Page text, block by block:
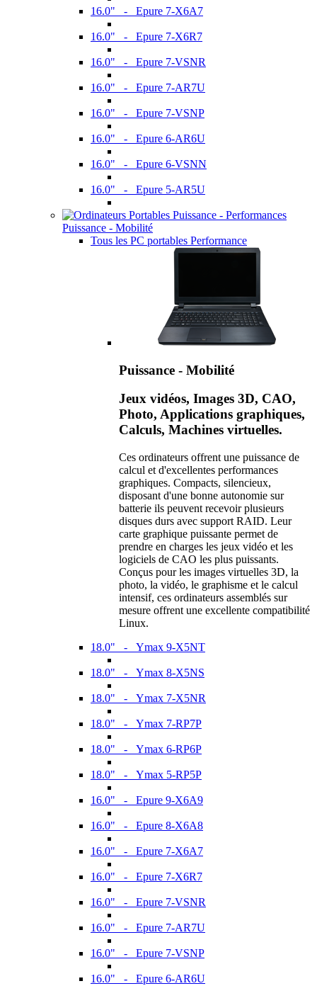
16.0" - Epure 7-X6A7
16.0" - Epure 7-X6R7
16.0" - Epure 7-VSNR
16.0" - Epure 7-AR7U
16.0" - Epure 7-VSNP
16.0" - Epure 6-AR6U
16.0" - Epure 6-VSNN
16.0" - Epure 5-AR5U
Puissance - Mobilité
Tous les PC portables Performance
Puissance - Mobilité
Jeux vidéos, Images 3D, CAO,
Photo, Applications graphiques,
Calculs, Machines virtuelles.
Ces ordinateurs offrent une puissance de
calcul et d'excellentes performances
graphiques. Compacts, silencieux,
disposant d'une bonne autonomie sur
batterie ils peuvent recevoir plusieurs
disques durs avec support RAID. Leur
carte graphique puissante permet de
prendre en charges les jeux vidéo et les
logiciels de CAO les plus puissants.
Conçus pour les images virtuelles 3D, la
photo, la vidéo, le graphisme et le calcul
intensif, ces ordinateurs assemblés sur
mesure offrent une excellente compatibilité
Linux.
18.0" - Ymax 9-X5NT
18.0" - Ymax 8-X5NS
18.0" - Ymax 7-X5NR
18.0" - Ymax 7-RP7P
18.0" - Ymax 6-RP6P
18.0" - Ymax 5-RP5P
16.0" - Epure 9-X6A9
16.0" - Epure 8-X6A8
16.0" - Epure 7-X6A7
16.0" - Epure 7-X6R7
16.0" - Epure 7-VSNR
16.0" - Epure 7-AR7U
16.0" - Epure 7-VSNP
16.0" - Epure 6-AR6U